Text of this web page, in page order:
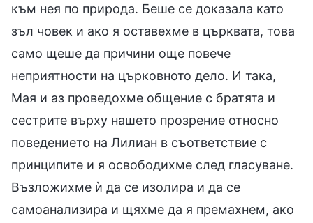
към нея по природа. Беше се доказала като
зъл човек и ако я оставехме в църквата, това
само щеше да причини още повече
неприятности на църковното дело. И така,
Мая и аз проведохме общение с братята и
сестрите върху нашето прозрение относно
поведението на Лилиан в съответствие с
принципите и я освободихме след гласуване.
Възложихме ѝ да се изолира и да се
самоанализира и щяхме да я премахнем, ако